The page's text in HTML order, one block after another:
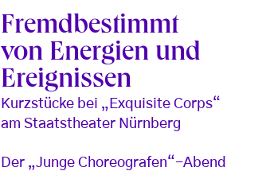
Fremdbestimmt
von Energien und
Ereignissen
Kurzstücke bei „Exquisite Corps“
am Staatstheater Nürnberg
Der „Junge Choreografen“-Abend